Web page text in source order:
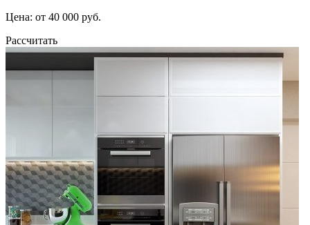
Цена: от 40 000 руб.
Рассчитать